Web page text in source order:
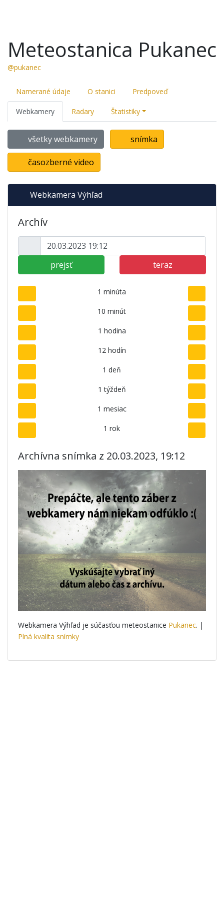
Meteostanica Pukanec
@pukanec
Namerané údaje O stanici Predpoveď
Webkamery Radary Štatistiky
všetky webkamery snímka
časozberné video
Webkamera Výhľad
Archív
prejsť teraz
1 minúta
10 minút
1 hodina
12 hodín
1 deň
1 týždeň
1 mesiac
1 rok
Archívna snímka z 20.03.2023, 19:12
Webkamera Výhľad je súčasťou meteostanice Pukanec. |
Plná kvalita snímky